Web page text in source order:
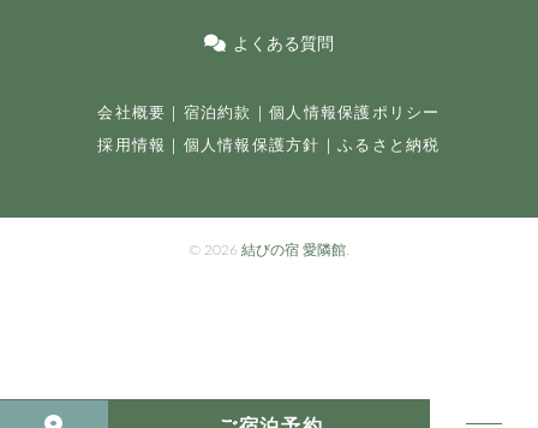
よくある質問
会社概要 宿泊約款 ｜個人情報保護ポリシー
採用情報 個人情報保護方針 ｜ふるさと納税
© 2026 結びの宿 愛隣館.